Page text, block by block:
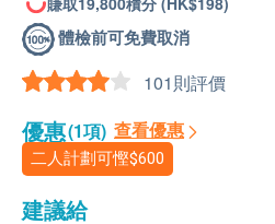
體檢前可免費取消
101則評價
優惠(1項) 查看優惠
二人計劃可慳$600
建議給